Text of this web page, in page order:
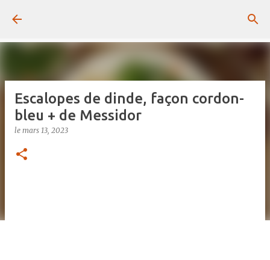
Escalopes de dinde, façon cordon-
bleu + de Messidor
le mars 13, 2023